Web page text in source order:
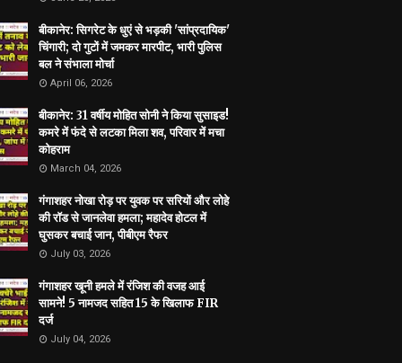
बीकानेर: सिगरेट के धुएं से भड़की 'सांप्रदायिक'
चिंगारी; दो गुटों में जमकर मारपीट, भारी पुलिस
बल ने संभाला मोर्चा
April 06, 2026
बीकानेर: 31 वर्षीय मोहित सोनी ने किया सुसाइड!
कमरे में फंदे से लटका मिला शव, परिवार में मचा
कोहराम
March 04, 2026
गंगाशहर नोखा रोड़ पर युवक पर सरियों और लोहे
की रॉड से जानलेवा हमला; महादेव होटल में
घुसकर बचाई जान, पीबीएम रैफर
July 03, 2026
गंगाशहर खूनी हमले में रंजिश की वजह आई
सामने! 5 नामजद सहित 15 के खिलाफ FIR
दर्ज
July 04, 2026